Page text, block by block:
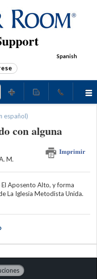
Spanish
español)
con alguna
Imprimir
M.
Aposento Alto, y forma
La Iglesia Metodista Unida.